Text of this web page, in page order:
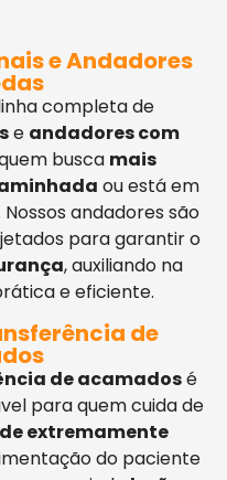
e Andadores
completa de
e andadores com
busca mais
ou está em
Nossos andadores são
para garantir o
, auxiliando na
e eficiente.
de
de acamadosé
para quem cuida de
extremamente
do paciente